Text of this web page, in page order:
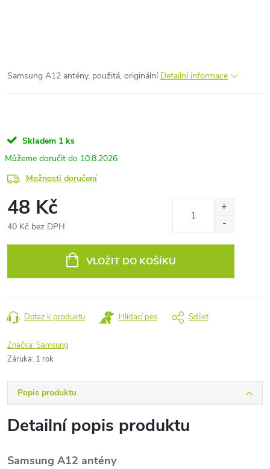
Samsung A12 antény, použitá, originální Detailní informace
Skladem 1 ks
10.8.2026
Možnosti doručení
48 Kč
40 Kč bez DPH
VLOŽIT DO KOŠÍKU
Dotaz k produktu Hlídací pes Sdílet
Značka:Samsung
Záruka: 1 rok
Popis produktu
Detailní popis produktu
Samsung A12 antény